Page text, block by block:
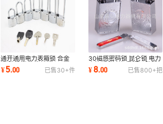
通开通用电力表箱锁 合金
锁 防撬锁 合金挂锁
¥5.00 已售30+件
30磁感密码锁 昆仑锁 电力
表箱锁 磁条钥匙通开防锈
防撬防水挂锁
¥8.00 已售800+把